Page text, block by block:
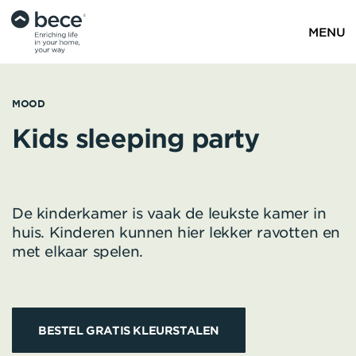
MOOD
Kids sleeping party
Van peuter tot
tiener
Slaap lekker!
De kinderkamer is vaak de leukste kamer in
huis. Kinderen kunnen hier lekker ravotten en
met elkaar spelen.
tienerkamer: een leuke kinderkamer creëer je
eenvoudig met vrolijke kleuren en toffe
slaapkamer. Kies voor verduisterende stoffen
in de kinderkamer voor een optimale
BESTEL GRATIS KLEURSTALEN
MENU